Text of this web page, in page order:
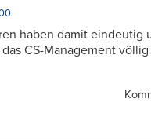
haben damit eindeutig
CS-Management